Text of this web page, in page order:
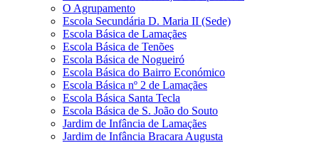
O Agrupamento
Escola Secundária D. Maria II (Sede)
Escola Básica de Lamaçães
Escola Básica de Tenões
Escola Básica de Nogueiró
Escola Básica do Bairro Económico
Escola Básica nº 2 de Lamaçães
Escola Básica Santa Tecla
Escola Básica de S. João do Souto
Jardim de Infância de Lamaçães
Jardim de Infância Bracara Augusta